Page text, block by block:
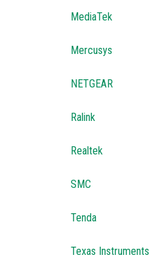
MediaTek
Mercusys
NETGEAR
Ralink
Realtek
SMC
Tenda
Texas Instruments